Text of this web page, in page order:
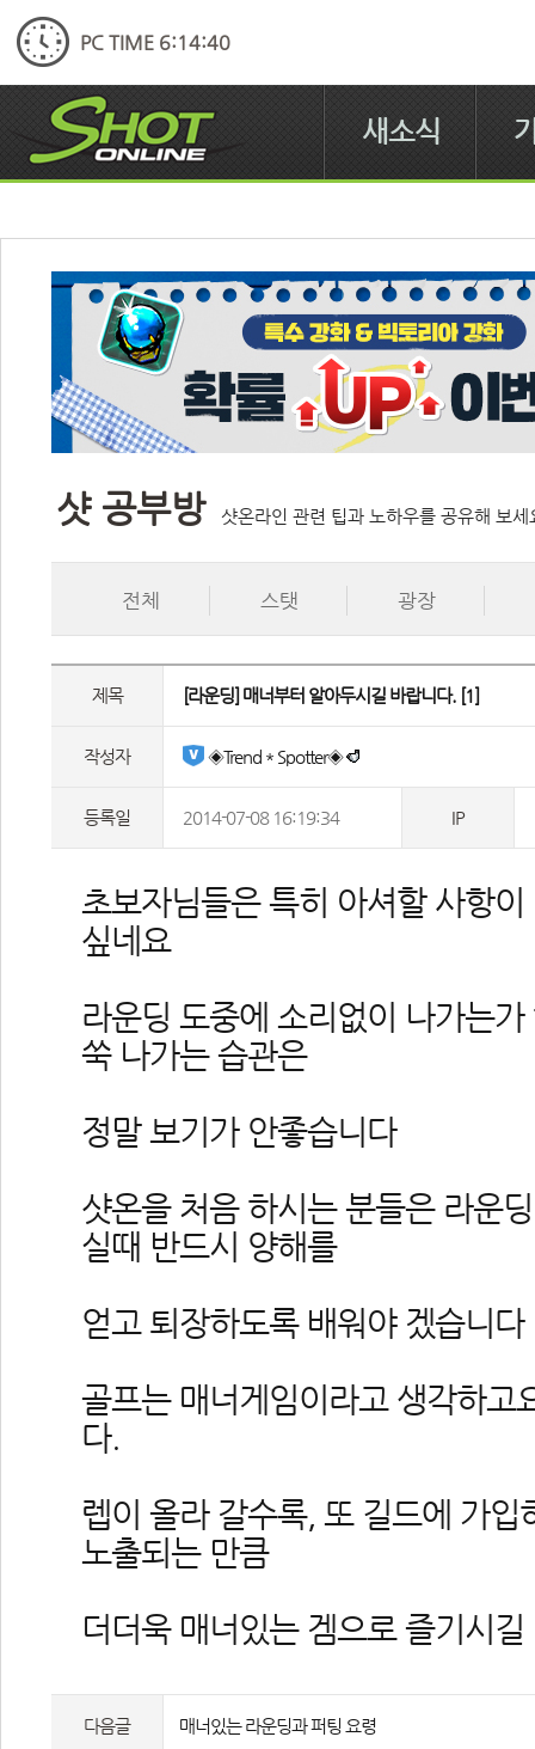
PC TIME 6:14:41
새소식
샷 공부방 샷온라인 관련 팁과 노하우를 공유해 보세
전체 스탯 광장
제목 [라운딩] 매너부터 알아두시길 바랍니다. [1]
작성자 ◈Trend＊Spotter◈
등록일 2014-07-08 16:19:34 IP
초보자님들은 특히 아셔할 사항
싶네요
라운딩 도중에 소리없이 나가는
쑥 나가는 습관은
정말 보기가 안좋습니다
샷온을 처음 하시는 분들은 라운
실때 반드시 양해를
얻고 퇴장하도록 배워야 겠습니다
골프는 매너게임이라고 생각하고
다.
렙이 올라 갈수록, 또 길드에 가
노출되는 만큼
더더욱 매너있는 겜으로 즐기시길
다음글 매너있는 라운딩과 퍼팅 요령